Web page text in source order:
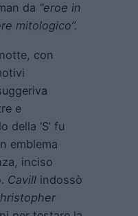
da “eroe in
mitologico”.
con
e
della ‘S’ fu
emblema
inciso
Cavill indossò